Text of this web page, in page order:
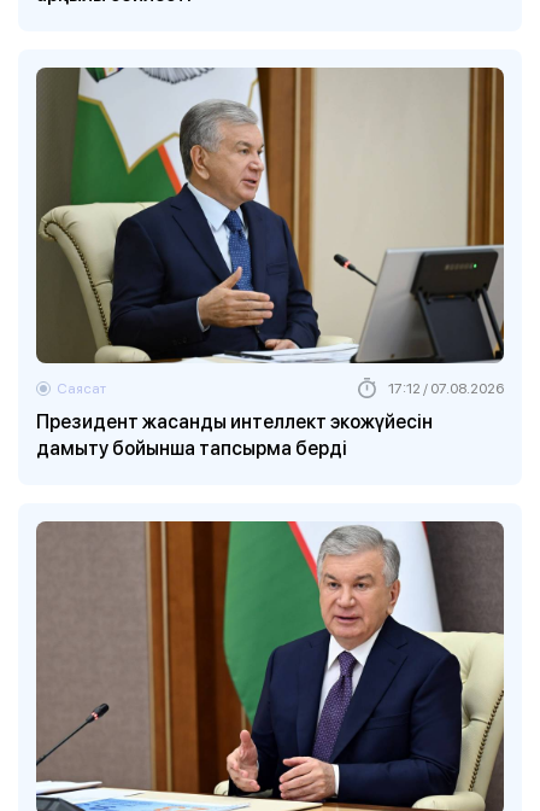
Президент жасанды интеллект экожүйесін
дамыту бойынша тапсырма берді
Саясат 17:12 / 07.08.2026